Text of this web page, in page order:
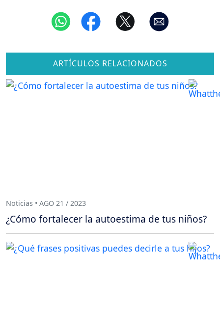
ARTÍCULOS RELACIONADOS
Noticias • AGO 21 / 2023
¿Cómo fortalecer la autoestima de tus niños?